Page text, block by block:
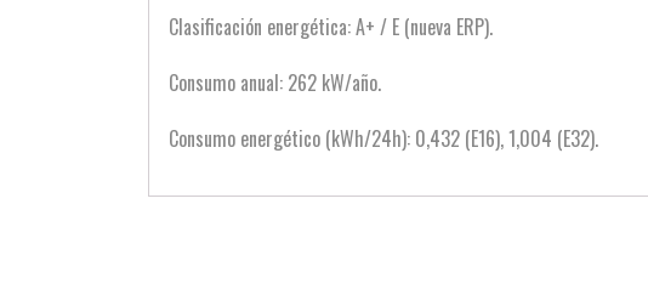
Clasificación energética: A+ / E (nueva ERP).
Consumo anual: 262 kW/año.
Consumo energético (kWh/24h): 0,432 (E16), 1,004 (E32).